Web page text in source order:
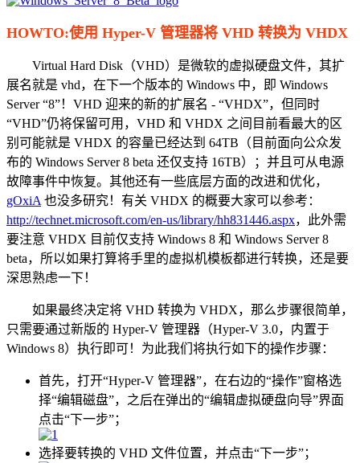
HOWTO:使用 Hyper-V 管理器将 VHD 转换为 VHDX
Virtual Hard Disk（VHD）是微软的虚拟硬盘文件，其扩
展名就是 vhd，在下一个版本的 Windows 中，即 Windows
Server “8”！VHD 迎来的新的扩展名 - “VHDX”，但同时
“VHD”仍将保留可用，VHD 和 VHDX 之间目前看最大的区
别可能就是 VHDX 的容量已经达到 64TB（目前面向公众发
布的 Windows Server 8 beta 还仅支持 16TB）；并且可从电源
故障事件中恢复。其他还有一些底层方面的改进和优化，
gOxiA也没多研究！有关 VHDX 的概要大家可以参考：
http://technet.microsoft.com/en-us/library/hh831446.aspx，此外需
要注意 VHDX 目前仅支持 Windows 8 和 Windows Server 8
beta，所以如果打算将手里的虚拟机模板都进行转换，还是要
深思熟虑一下！
如果最终决定将 VHD 转换为 VHDX，那么步骤很简单，
只需要通过新版的 Hyper-V 管理器（Hyper-V 3.0，内置于
Windows 8）执行即可！为此我们将执行如下的操作步骤：
首先，打开“Hyper-V 管理器”，在右边的“操作”窗格选
择“编辑磁盘”，之后在弹出的“编辑虚拟硬盘向导”界面
点击“下一步”；
选择要转换的 VHD 文件位置，并点击“下一步”；